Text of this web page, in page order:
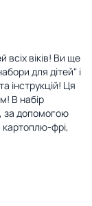
всіх віків! Ви ще
для дітей" і
інструкцій! Ця
В набір
за допомогою
картоплю-фрі,